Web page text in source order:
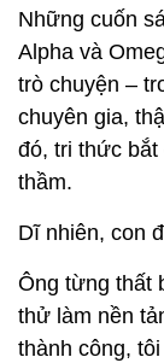
Những cuốn
Alpha và
trò chuyện –
chuyên gia,
đó, tri thức bắt
thầm.
Dĩ nhiên, con
Ông từng thất
thử làm nền
thành công,